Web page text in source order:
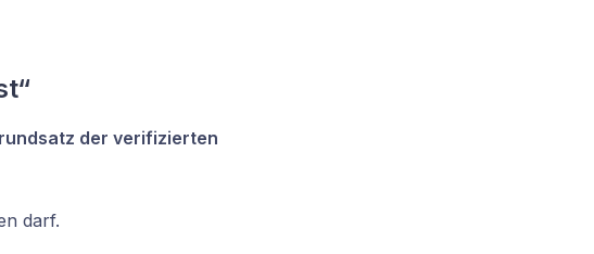
der verifizierten
darf.